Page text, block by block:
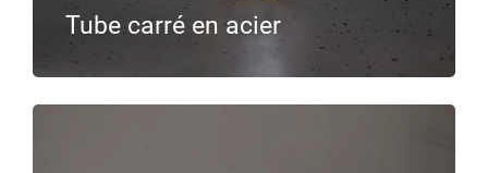
Tube carré en acier